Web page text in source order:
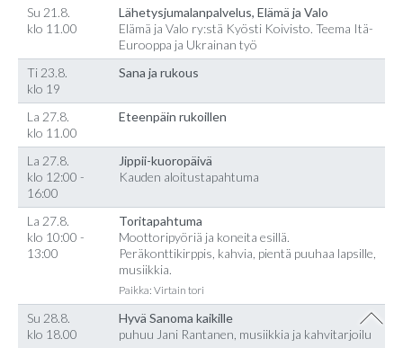
Su 21.8.
klo 11.00
Lähetysjumalanpalvelus, Elämä ja Valo
Elämä ja Valo ry:stä Kyösti Koivisto. Teema Itä-
Eurooppa ja Ukrainan työ
Ti 23.8.
klo 19
Sana ja rukous
La 27.8.
klo 11.00
Eteenpäin rukoillen
La 27.8.
klo 12:00 -
16:00
Jippii-kuoropäivä
Kauden aloitustapahtuma
La 27.8.
klo 10:00 -
13:00
Toritapahtuma
Moottoripyöriä ja koneita esillä.
Peräkonttikirppis, kahvia, pientä puuhaa lapsille,
musiikkia.
Paikka: Virtain tori
Su 28.8.
klo 18.00
Hyvä Sanoma kaikille
puhuu Jani Rantanen, musiikkia ja kahvitarjoilu